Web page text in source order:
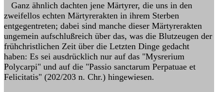
Ganz ähnlich dachten jene Märtyrer, die uns in den
zweifellos echten Märtyrerakten in ihrem Sterben
entgegentreten; dabei sind manche dieser Märtyrerakten
ungemein aufschlußreich über das, was die Blutzeugen der
frühchristlichen Zeit über die Letzten Dinge gedacht
haben: Es sei ausdrücklich nur auf das "Mysrerium
Polycarpi" und auf die "Passio sanctarum Perpatuae et
Felicitatis" (202/203 n. Chr.) hingewiesen.